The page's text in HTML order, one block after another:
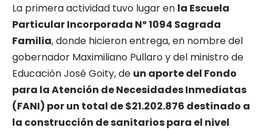
La primera actividad tuvo lugar en la Escuela
Particular Incorporada Nº 1094 Sagrada
Familia, donde hicieron entrega, en nombre del
gobernador Maximiliano Pullaro y del ministro de
Educación José Goity, de un aporte del Fondo
para la Atención de Necesidades Inmediatas
(FANI) por un total de $21.202.876 destinado a
la construcción de sanitarios para el nivel